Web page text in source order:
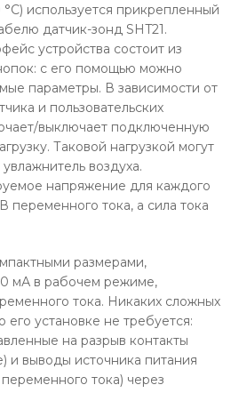
используется прикрепленный
датчик-зонд SHT21.
устройства состоит из
с его помощью можно
параметры. В зависимости от
и пользовательских
выключает подключенную
Таковой нагрузкой могут
воздуха.
напряжение для каждого
тока, а сила тока
размерами,
мА в рабочем режиме,
тока. Никаких сложных
его установке не требуется:
на разрыв контакты
и выводы источника питания
тока) через